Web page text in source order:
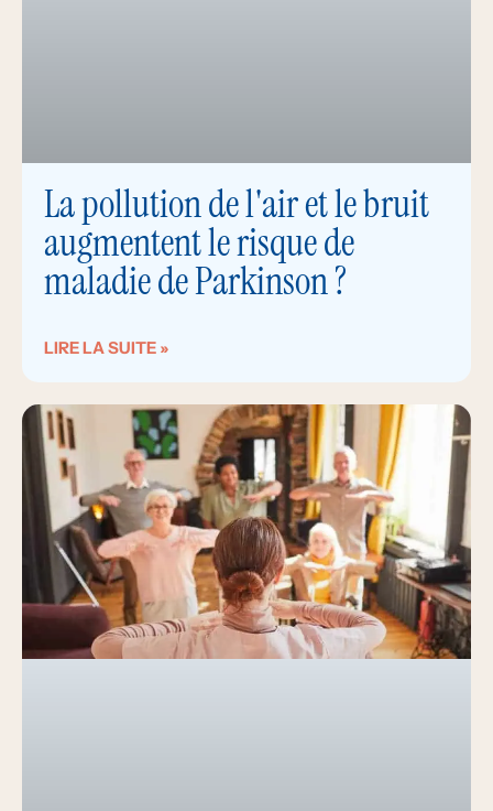
La pollution de l'air et le bruit
augmentent le risque de
maladie de Parkinson ?
LIRE LA SUITE »